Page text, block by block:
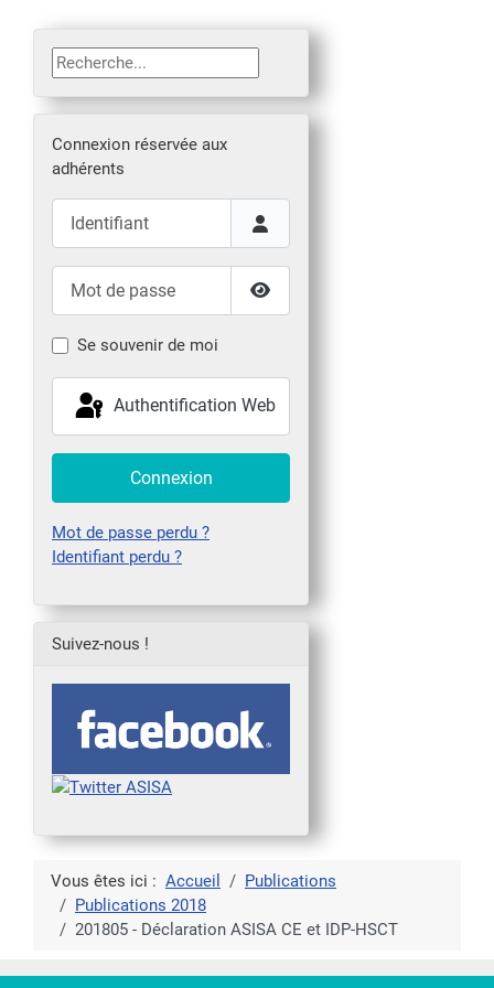
Rechercher
Connexion réservée aux
adhérents
Afficher le mot de passe
Se souvenir de moi
Authentification Web
Connexion
Mot de passe perdu ?
Identifiant perdu ?
Suivez-nous !
Vous êtes ici : Accueil
Publications
Publications 2018
201805 - Déclaration ASISA CE et IDP-HSCT